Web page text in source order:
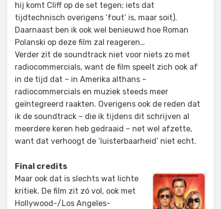
hij komt Cliff op de set tegen; iets dat
tijdtechnisch overigens ‘fout’ is, maar soit).
Daarnaast ben ik ook wel benieuwd hoe Roman
Polanski op deze film zal reageren…
Verder zit de soundtrack niet voor niets zo met
radiocommercials, want de film speelt zich ook af
in de tijd dat – in Amerika althans –
radiocommercials en muziek steeds meer
geïntegreerd raakten. Overigens ook de reden dat
ik de soundtrack – die ik tijdens dit schrijven al
meerdere keren heb gedraaid – net wel afzette,
want dat verhoogt de ‘luisterbaarheid’ niet echt.
Final credits
Maar ook dat is slechts wat lichte
kritiek. De film zit zó vol, ook met
Hollywood-/Los Angeles-